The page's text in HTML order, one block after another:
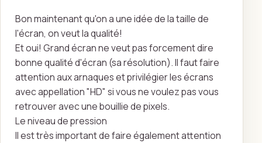
Bon maintenant qu'on a une idée de la taille de
l'écran, on veut la qualité!
Et oui! Grand écran ne veut pas forcement dire
bonne qualité d'écran (sa résolution). Il faut faire
attention aux arnaques et privilégier les écrans
avec appellation "HD" si vous ne voulez pas vous
retrouver avec une bouillie de pixels.
Le niveau de pression
Il est très important de faire également attention